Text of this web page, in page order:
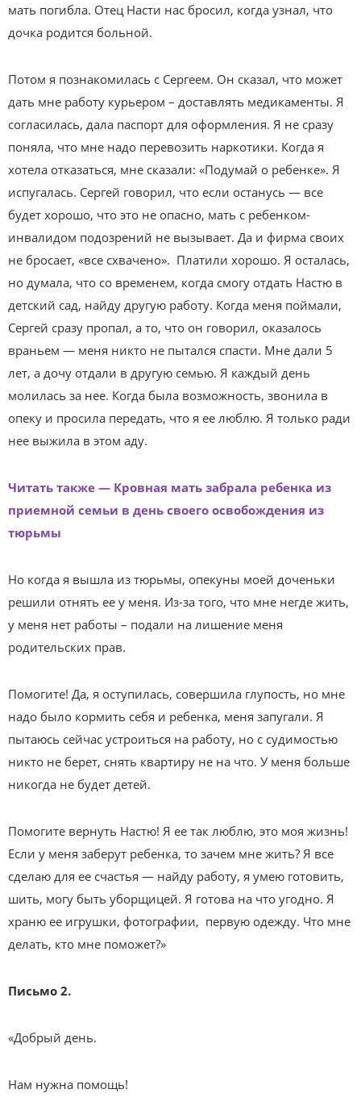
мать погибла. Отец Насти нас бросил, когда узнал, что
дочка родится больной.
Потом я познакомилась с Сергеем. Он сказал, что может
дать мне работу курьером – доставлять медикаменты. Я
согласилась, дала паспорт для оформления. Я не сразу
поняла, что мне надо перевозить наркотики. Когда я
хотела отказаться, мне сказали: «Подумай о ребенке». Я
испугалась. Сергей говорил, что если останусь — все
будет хорошо, что это не опасно, мать с ребенком-
инвалидом подозрений не вызывает. Да и фирма своих
не бросает, «все схвачено». Платили хорошо. Я осталась,
но думала, что со временем, когда смогу отдать Настю в
детский сад, найду другую работу. Когда меня поймали,
Сергей сразу пропал, а то, что он говорил, оказалось
враньем — меня никто не пытался спасти. Мне дали 5
лет, а дочу отдали в другую семью. Я каждый день
молилась за нее. Когда была возможность, звонила в
опеку и просила передать, что я ее люблю. Я только ради
нее выжила в этом аду.
Читать также — Кровная мать забрала ребенка из
приемной семьи в день своего освобождения из
тюрьмы
Но когда я вышла из тюрьмы, опекуны моей доченьки
решили отнять ее у меня. Из-за того, что мне негде жить,
у меня нет работы – подали на лишение меня
родительских прав.
Помогите! Да, я оступилась, совершила глупость, но мне
надо было кормить себя и ребенка, меня запугали. Я
пытаюсь сейчас устроиться на работу, но с судимостью
никто не берет, снять квартиру не на что. У меня больше
никогда не будет детей.
Помогите вернуть Настю! Я ее так люблю, это моя жизнь!
Если у меня заберут ребенка, то зачем мне жить? Я все
сделаю для ее счастья — найду работу, я умею готовить,
шить, могу быть уборщицей. Я готова на что угодно. Я
храню ее игрушки, фотографии, первую одежду. Что мне
делать, кто мне поможет?»
Письмо 2.
«Добрый день.
Нам нужна помощь!